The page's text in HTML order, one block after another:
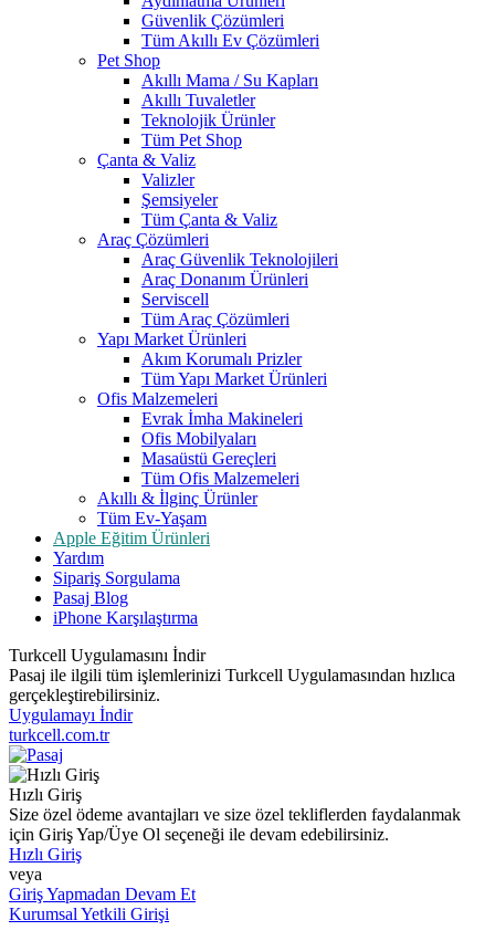
Güvenlik Çözümleri
Tüm Akıllı Ev Çözümleri
Pet Shop
Akıllı Mama / Su Kapları
Akıllı Tuvaletler
Teknolojik Ürünler
Tüm Pet Shop
Çanta & Valiz
Valizler
Şemsiyeler
Tüm Çanta & Valiz
Araç Çözümleri
Araç Güvenlik Teknolojileri
Araç Donanım Ürünleri
Serviscell
Tüm Araç Çözümleri
Yapı Market Ürünleri
Akım Korumalı Prizler
Tüm Yapı Market Ürünleri
Ofis Malzemeleri
Evrak İmha Makineleri
Ofis Mobilyaları
Masaüstü Gereçleri
Tüm Ofis Malzemeleri
Akıllı & İlginç Ürünler
Tüm Ev-Yaşam
Apple Eğitim Ürünleri
Yardım
Sipariş Sorgulama
Pasaj Blog
iPhone Karşılaştırma
Turkcell Uygulamasını İndir
Pasaj ile ilgili tüm işlemlerinizi Turkcell Uygulamasından hızlıca
gerçekleştirebilirsiniz.
Uygulamayı İndir
turkcell.com.tr
Hızlı Giriş
Size özel ödeme avantajları ve size özel tekliflerden faydalanmak
için Giriş Yap/Üye Ol seçeneği ile devam edebilirsiniz.
Hızlı Giriş
veya
Giriş Yapmadan Devam Et
Kurumsal Yetkili Girişi